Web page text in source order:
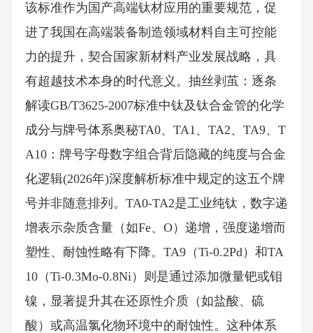
该标准作为国产高端钛材应用的重要规范，促
进了我国在高端装备制造领域材料自主可控能
力的提升，契合国家新材料产业发展战略，具
有超越技术本身的时代意义。抽丝剥茧：逐条
解读GB/T3625-2007标准中钛及钛合金管的化学
成分与牌号体系奥秘TA0、TA1、TA2、TA9、T
A10：牌号字母数字组合背后隐藏的纯度与合金
化逻辑(2026年)深度解析标准中规定的这五个牌
号并非随意排列。TA0-TA2是工业纯钛，数字递
增表示杂质含量（如Fe、O）递增，强度递增而
塑性、耐蚀性略有下降。TA9（Ti-0.2Pd）和TA
10（Ti-0.3Mo-0.8Ni）则是通过添加微量钯或钼
镍，显著提升其在还原性介质（如盐酸、硫
酸）或高温氯化物环境中的耐蚀性。这种体系